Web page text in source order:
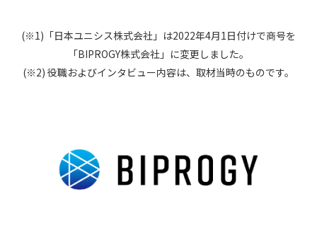
(※1)「日本ユニシス株式会社」は2022年4月1日付けで商号を
「BIPROGY株式会社」に変更しました。
(※2) 役職およびインタビュー内容は、取材当時のものです。